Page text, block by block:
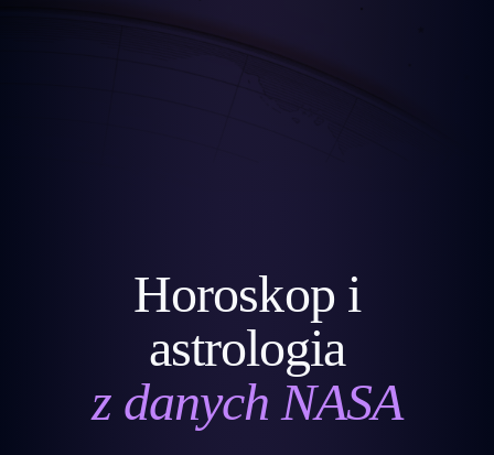
Horoskop i
astrologia
z danych NASA